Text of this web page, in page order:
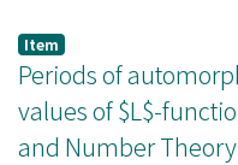
Item
Periods of
values of $L$-
and Number